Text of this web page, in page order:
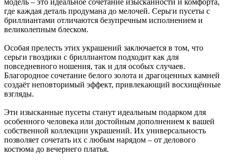
где каждая деталь продумана до мелочей. Серьги пусеты с
бриллиантами отличаются безупречным исполнением и
великолепным блеском.
Особая прелесть этих украшений заключается в том, что
серьги гвоздики с бриллиантом подходит как для
повседневного ношения, так и для особых случаев.
Благородное сочетание белого золота и драгоценных камней
создаёт неповторимый эффект, привлекающий восхищённые
взгляды.
Эти изысканные пусеты станут идеальным подарком для
особенного человека или достойным дополнением к вашей
собственной коллекции украшений. Их универсальность
позволяет сочетать их с любым нарядом – от делового
костюма до вечернего платья.